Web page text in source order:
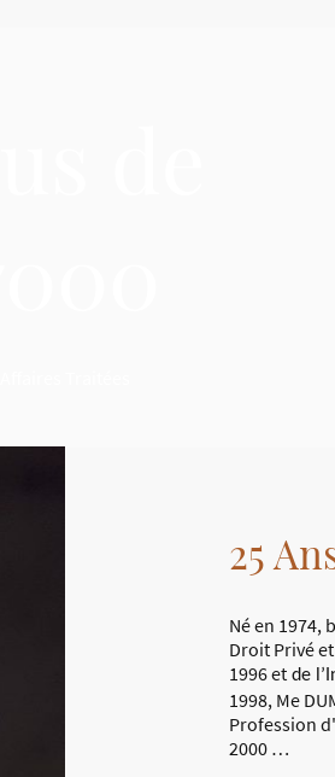
25
Né en 1974,
Droit Privé
1996 et de
1998, Me
Profession
2000 …